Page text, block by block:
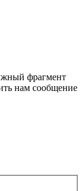
фрагмент
нам сообщение